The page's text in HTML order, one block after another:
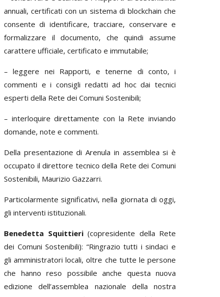
annuali, certificati con un sistema di blockchain che
consente di identificare, tracciare, conservare e
formalizzare il documento, che quindi assume
carattere ufficiale, certificato e immutabile;
– leggere nei Rapporti, e tenerne di conto, i
commenti e i consigli redatti ad hoc dai tecnici
esperti della Rete dei Comuni Sostenibili;
– interloquire direttamente con la Rete inviando
domande, note e commenti.
Della presentazione di Arenula in assemblea si è
occupato il direttore tecnico della Rete dei Comuni
Sostenibili, Maurizio Gazzarri.
Particolarmente significativi, nella giornata di oggi,
gli interventi istituzionali.
Benedetta Squittieri(copresidente della Rete
dei Comuni Sostenibili): “Ringrazio tutti i sindaci e
gli amministratori locali, oltre che tutte le persone
che hanno reso possibile anche questa nuova
edizione dell’assemblea nazionale della nostra